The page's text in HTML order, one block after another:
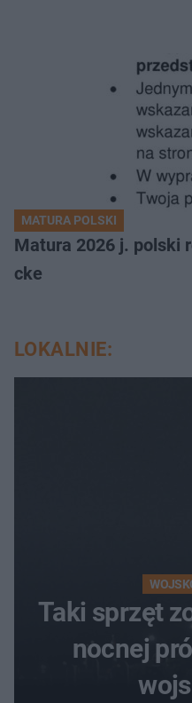
MATURA POLSKI
Matura 2026 j. polski
cke
LOKALNIE:
Taki sprzęt
nocnej